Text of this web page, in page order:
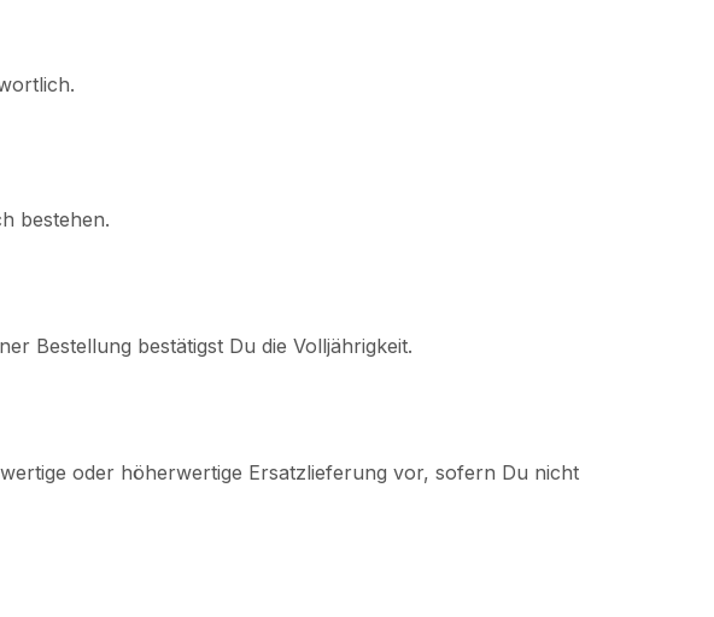
bestehen.
Bestellung bestätigst Du die Volljährigkeit.
oder höherwertige Ersatzlieferung vor, sofern Du nicht